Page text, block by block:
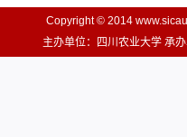
Copyright © 2014
主办单位：四川农业大学 承